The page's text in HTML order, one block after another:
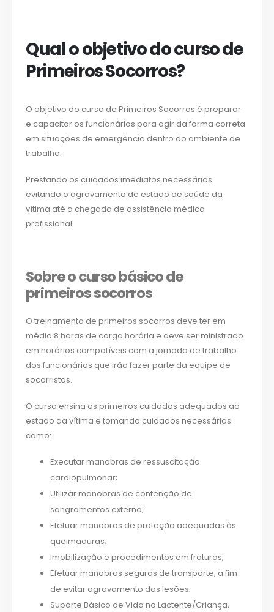
Qual o objetivo do curso de
Primeiros Socorros?
O objetivo do curso de Primeiros Socorros é preparar
e capacitar os funcionários para agir da forma correta
em situações de emergência dentro do ambiente de
trabalho.
Prestando os cuidados imediatos necessários
evitando o agravamento de estado de saúde da
vítima até a chegada de assistência médica
profissional.
Sobre o curso básico de
primeiros socorros
O treinamento de primeiros socorros deve ter em
média 8 horas de carga horária e deve ser ministrado
em horários compatíveis com a jornada de trabalho
dos funcionários que irão fazer parte da equipe de
socorristas.
O curso ensina os primeiros cuidados adequados ao
estado da vítima e tomando cuidados necessários
como:
Executar manobras de ressuscitação
cardiopulmonar;
Utilizar manobras de contenção de
sangramentos externo;
Efetuar manobras de proteção adequadas às
queimaduras;
Imobilização e procedimentos em fraturas;
Efetuar manobras seguras de transporte, a fim
de evitar agravamento das lesões;
Suporte Básico de Vida no Lactente/Criança,